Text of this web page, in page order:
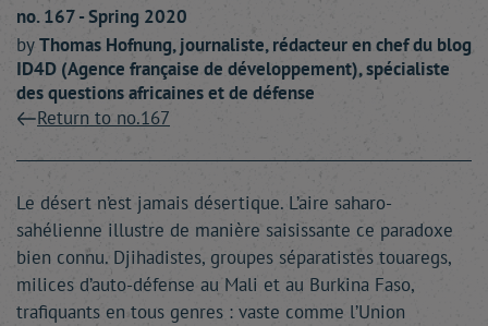
no. 167 - Spring 2020
byThomas Hofnung, journaliste, rédacteur en chef du blog
ID4D (Agence française de développement), spécialiste
des questions africaines et de défense
Return to no.167
Le désert n’est jamais désertique. L’aire saharo-
sahélienne illustre de manière saisissante ce paradoxe
bien connu. Djihadistes, groupes séparatistes touaregs,
milices d’auto-défense au Mali et au Burkina Faso,
trafiquants en tous genres : vaste comme l’Union